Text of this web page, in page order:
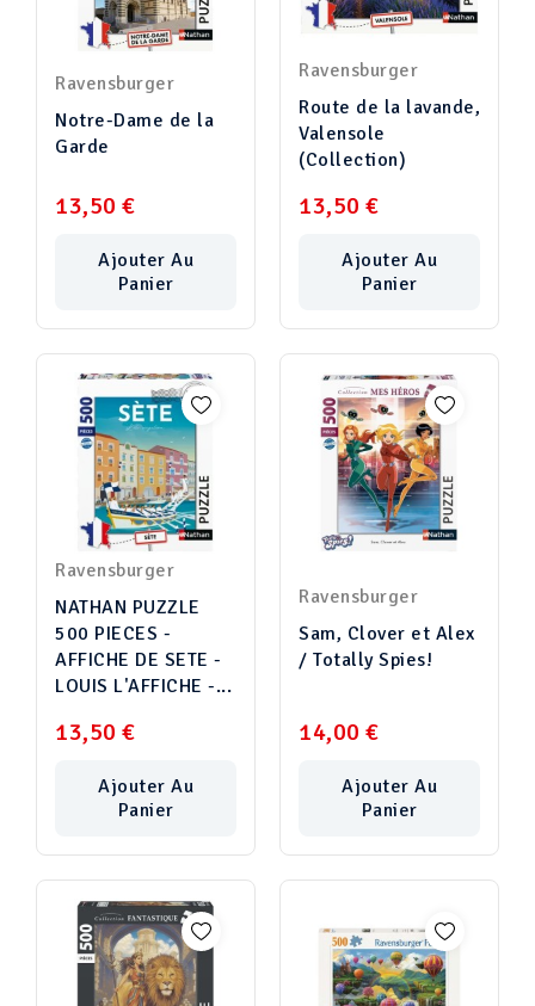
Ravensburger
Notre-Dame de la
Garde
13,50 €
Ajouter Au
Panier
Ravensburger
Route de la lavande,
Valensole
(Collection)
13,50 €
Ajouter Au
Panier
Ravensburger
NATHAN PUZZLE
500 PIECES -
AFFICHE DE SETE -
LOUIS L'AFFICHE -...
13,50 €
Ajouter Au
Panier
Ravensburger
Sam, Clover et Alex
/ Totally Spies!
14,00 €
Ajouter Au
Panier